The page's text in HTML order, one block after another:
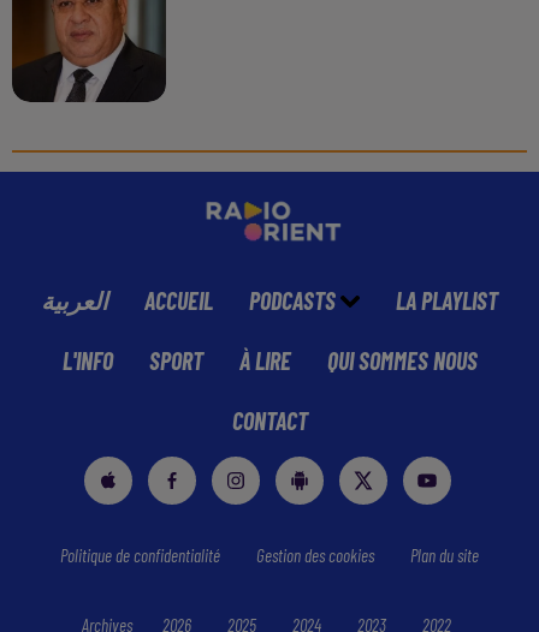
العربية ACCUEIL PODCASTS LA PLAYLIST
L'INFO SPORT À LIRE QUI SOMMES NOUS
CONTACT
Politique de confidentialité Gestion des cookies Plan du site
Archives 2026 2025 2024 2023 2022